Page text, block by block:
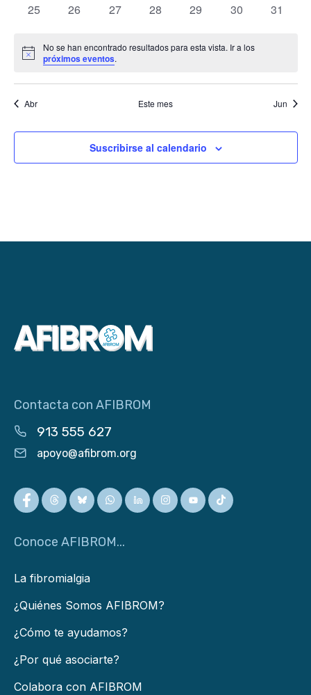
0
25
0
26
0
27
0
28
0
29
0
30
0
31
Aviso
No se han encontrado resultados para esta vista. Ir a los
próximos eventos.
Abr Este mes Jun
Suscribirse al calendario
Contacta con AFIBROM
913 555 627
apoyo@afibrom.org
Conoce AFIBROM...
La fibromialgia
¿Quiénes Somos AFIBROM?
¿Cómo te ayudamos?
¿Por qué asociarte?
Colabora con AFIBROM